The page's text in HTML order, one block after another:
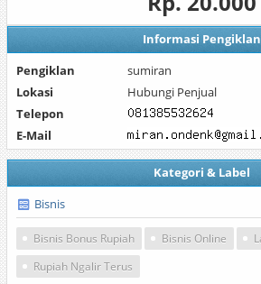
Informasi Pengiklan
Pengiklan
sumiran
Lokasi
Hubungi Penjual
Telepon
E-Mail
Kategori & Label
Bisnis
Bisnis Bonus Rupiah Bisnis Online
Rupiah Ngalir Terus